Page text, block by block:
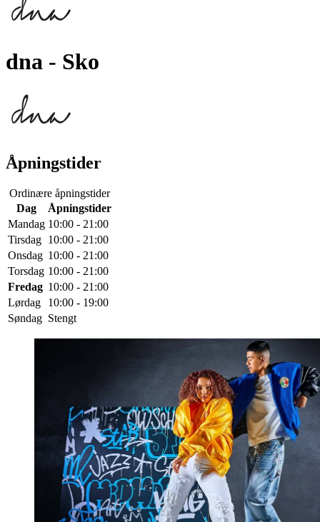
dna - Sko
Åpningstider
Ordinære åpningstider
Dag
Åpningstider
Mandag 10:00 - 21:00
Tirsdag 10:00 - 21:00
Onsdag 10:00 - 21:00
Torsdag 10:00 - 21:00
Fredag 10:00 - 21:00
Lørdag
10:00 - 19:00
Søndag Stengt